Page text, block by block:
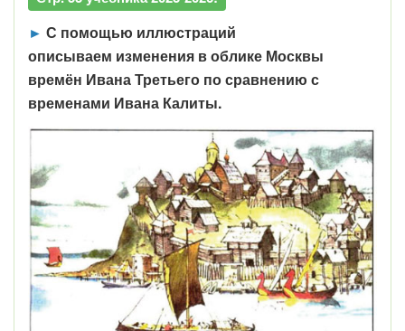
► С помощью иллюстраций
описываем изменения в облике Москвы
времён Ивана Третьего по сравнению с
временами Ивана Калиты.